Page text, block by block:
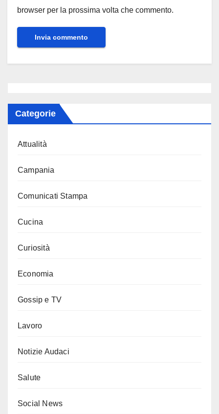
browser per la prossima volta che commento.
Categorie
Attualità
Campania
Comunicati Stampa
Cucina
Curiosità
Economia
Gossip e TV
Lavoro
Notizie Audaci
Salute
Social News